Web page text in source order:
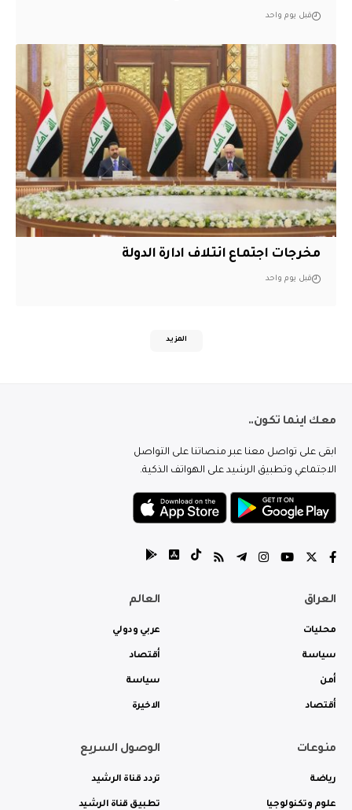
قبل يوم واحد
مخرجات اجتماع ائتلاف ادارة الدولة
قبل يوم واحد
المزيد
معك اينما تكون..
ابقى على تواصل معنا عبر منصاتنا على التواصل
الاجتماعي وتطبيق الرشيد على الهواتف الذكية.
العراق
محليات
سياسة
أمن
أقتصاد
العالم
عربي ودولي
أقتصاد
سياسة
الاخيرة
منوعات
رياضة
علوم وتكنولوجيا
الوصول السريع
تردد قناة الرشيد
تطبيق قناة الرشيد